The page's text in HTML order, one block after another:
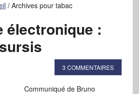
/Archives pour tabac
électronique :
3 COMMENTAIRES
Communiqué de Bruno